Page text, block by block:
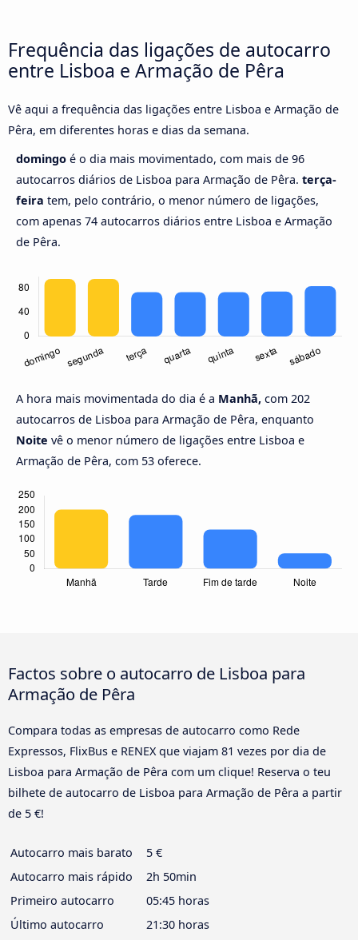
Frequência das ligações de autocarro
entre Lisboa e Armação de Pêra
Vê aqui a frequência das ligações entre Lisboa e Armação de
Pêra, em diferentes horas e dias da semana.
domingo é o dia mais movimentado, com mais de 96
autocarros diários de Lisboa para Armação de Pêra. terça-
feira tem, pelo contrário, o menor número de ligações,
com apenas 74 autocarros diários entre Lisboa e Armação
de Pêra.
A hora mais movimentada do dia é a Manhã, com 202
autocarros de Lisboa para Armação de Pêra, enquanto
Noite vê o menor número de ligações entre Lisboa e
Armação de Pêra, com 53 oferece.
Factos sobre o autocarro de Lisboa para
Armação de Pêra
Compara todas as empresas de autocarro como Rede
Expressos, FlixBus e RENEX que viajam 81 vezes por dia de
Lisboa para Armação de Pêra com um clique! Reserva o teu
bilhete de autocarro de Lisboa para Armação de Pêra a partir
de 5 €!
Autocarro mais barato
5 €
Autocarro mais rápido
2h 50min
Primeiro autocarro
05:45 horas
Último autocarro
21:30 horas